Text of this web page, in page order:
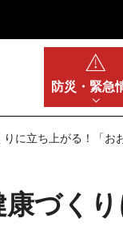
防災・ 緊急
に立ち上がる！「
づく